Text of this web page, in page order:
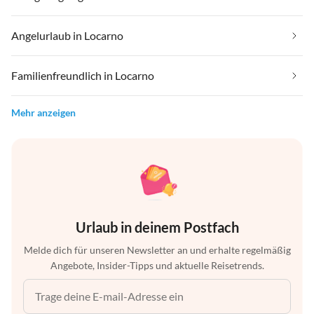
Angelurlaub in Locarno
Familienfreundlich in Locarno
Mehr anzeigen
Urlaub in deinem Postfach
Melde dich für unseren Newsletter an und erhalte regelmäßig
Angebote, Insider-Tipps und aktuelle Reisetrends.